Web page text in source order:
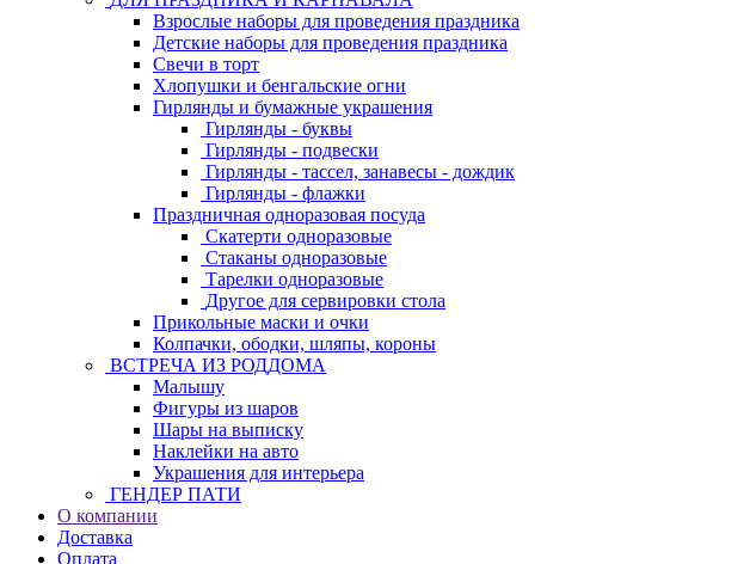
Взрослые наборы для проведения праздника
Детские наборы для проведения праздника
Свечи в торт
Хлопушки и бенгальские огни
Гирлянды и бумажные украшения
Гирлянды - буквы
Гирлянды - подвески
Гирлянды - тассел, занавесы - дождик
Гирлянды - флажки
Праздничная одноразовая посуда
Скатерти одноразовые
Стаканы одноразовые
Тарелки одноразовые
Другое для сервировки стола
Прикольные маски и очки
Колпачки, ободки, шляпы, короны
ВСТРЕЧА ИЗ РОДДОМА
Малышу
Фигуры из шаров
Шары на выписку
Наклейки на авто
Украшения для интерьера
ГЕНДЕР ПАТИ
О компании
Доставка
Оплата